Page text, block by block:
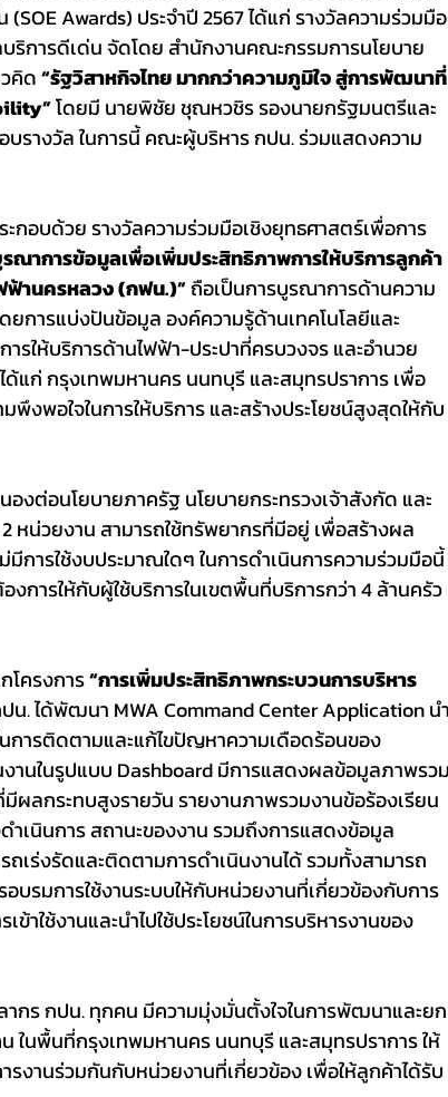
Awards) ประจำปี 2567 ได้แก่ รางวัลความร่วมมือ
การดีเด่น จัดโดย สำนักงานคณะกรรมการนโยบาย
วคิด “รัฐวิสาหกิจไทย มากกว่าความภูมิใจ สู่การพัฒนาที่
โดยมี นายพิชัย ชุณหวชิร รองนายกรัฐมนตรีและ
บรางวัล ในการนี้ คณะผู้บริหาร กปน. ร่วมแสดงความ
ณาการข้อมูลเพื่อเพิ่มประสิทธิภาพการให้บริการลูกค้า
ฟ้านครหลวง (กฟน.)” ถือเป็นการบูรณาการด้านความ
ยการแบ่งปันข้อมูล องค์ความรู้ด้านเทคโนโลยีและ
ให้บริการด้านไฟฟ้า-ประปาที่ครบวงจร และอำนวย
แก่ กรุงเทพมหานคร นนทบุรี และสมุทรปราการ เพื่อ
งพอใจในการให้บริการ และสร้างประโยชน์สูงสุดให้กับ
หน่วยงาน สามารถใช้ทรัพยากรที่มีอยู่ เพื่อสร้างผล
มีการใช้งบประมาณใดๆ ในการดำเนินการความร่วมมือนี้
การให้กับผู้ใช้บริการในเขตพื้นที่บริการกว่า 4 ล้านครัว
โครงการ
“การเพิ่มประสิทธิภาพกระบวนการบริหาร
น. ได้พัฒนา MWA Command Center Application นำ
การติดตามและแก้ไขปัญหาความเดือดร้อนของ
านในรูปแบบ Dashboard มีการแสดงผลข้อมูลภาพรวม
ลกระทบสูงรายวัน รายงานภาพรวมงานข้อร้องเรียน
เนินการ สถานะของงาน รวมถึงการแสดงข้อมูล
เร่งรัดและติดตามการดำเนินงานได้ รวมทั้งสามารถ
บรมการใช้งานระบบให้กับหน่วยงานที่เกี่ยวข้องกับการ
ข้าใช้งานและนำไปใช้ประโยชน์ในการบริหารงานของ
ในพื้นที่กรุงเทพมหานคร นนทบุรี และสมุทรปราการ ให้
านร่วมกันกับหน่วยงานที่เกี่ยวข้อง เพื่อให้ลูกค้าได้รับ